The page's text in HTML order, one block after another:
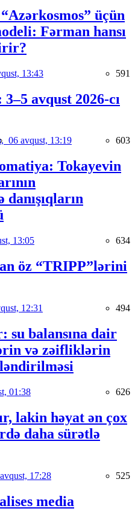
üçün
Fərman hansı
13:43 591
avqust 2026-cı
06 avqust, 13:19 603
Tokayevin
danışıqların
13:05 634
öz “TRIPP”lərini
12:31 494
su balansına dair
və zəifliklərin
01:38 626
lakin həyat ən çox
daha sürətlə
17:28 525
media